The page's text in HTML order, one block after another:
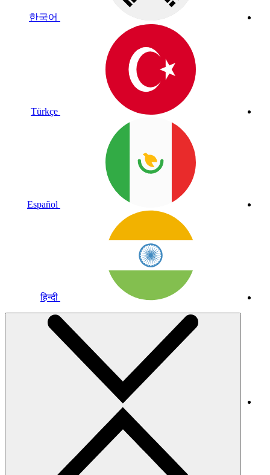
한국어
Türkçe
Español
हिन्दी